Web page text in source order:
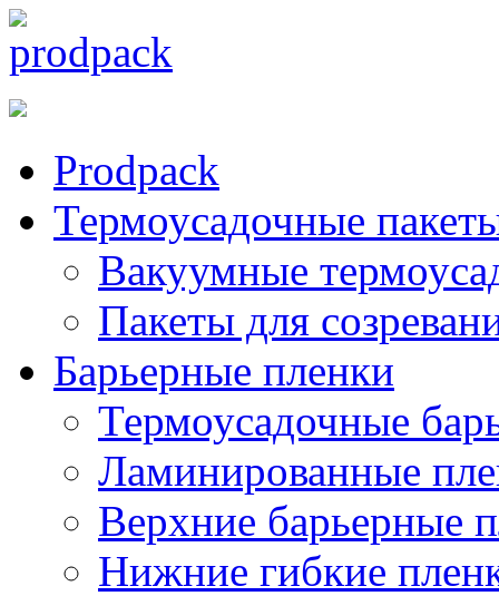
Prodpack
Термоусадочные
Вакуумные
Пакеты для
Барьерные пленки
Термоусадочные
Ламинированные
Верхние барьерные
Нижние гибкие